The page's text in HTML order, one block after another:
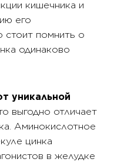
кишечника и
его
стоит помнить о
одинаково
уникальной
выгодно отличает
Аминокислотное
цинка
в желудке